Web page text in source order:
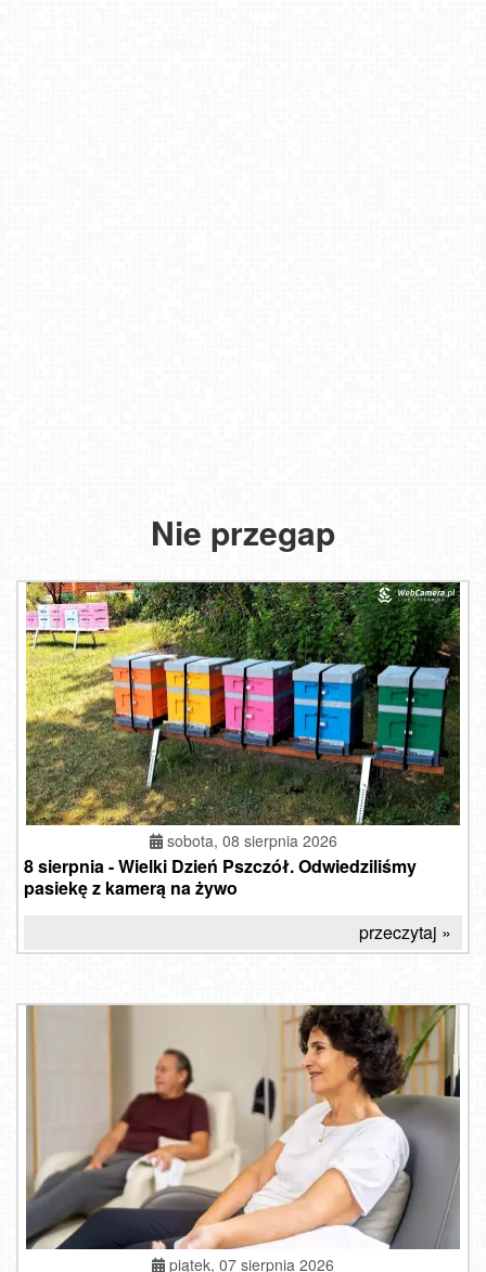
Nie przegap
sobota, 08 sierpnia 2026
8 sierpnia - Wielki Dzień Pszczół. Odwiedziliśmy
pasiekę z kamerą na żywo
przeczytaj »
piątek, 07 sierpnia 2026